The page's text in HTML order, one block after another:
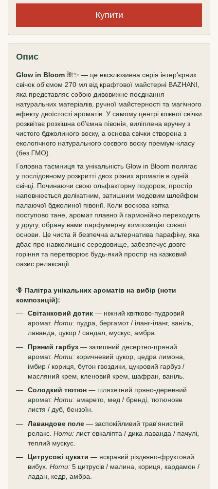
Купити
Опис
Glow in Bloom 🌺✨ — це ексклюзивна серія інтер'єрних
свічок об'ємом 270 мл від крафтової майстерні BAZHANI,
яка представляє собою дивовижне поєднання
натуральних матеріалів, ручної майстерності та магічного
ефекту двоїстості ароматів. У самому центрі кожної свічки
розквітає розкішна об'ємна півонія, виліплена вручну з
чистого бджолиного воску, а основа свічки створена з
екологічного натурального соєвого воску преміум-класу
(без ГМО).
Головна таємниця та унікальність Glow in Bloom полягає
у послідовному розкритті двох різних ароматів в одній
свічці. Починаючи свою ольфакторну подорож, простір
наповнюється делікатним, затишним медовим шлейфом
палаючої бджолиної півонії. Коли воскова квітка
поступово тане, аромат плавно й гармонійно переходить
у другу, обрану вами парфумерну композицію соєвої
основи. Це чиста й безпечна альтернатива парафіну, яка
дбає про навколишнє середовище, забезпечує довге
горіння та перетворює будь-який простір на казковий
оазис релаксації.
🪻 Палітра унікальних ароматів на вибір (ноти
композицій):
Світанковий дотик — ніжний квітково-пудровий
аромат. Ноти: пудра, бергамот / іланг-іланг, ваніль,
лаванда, цукор / сандал, мускус, амбра.
Пряний гарбуз — затишний десертно-пряний
аромат. Ноти: коричневий цукор, цедра лимона,
імбир / кориця, бутон гвоздики, цукровий гарбуз /
масляний крем, кленовий крем, шафран, ваніль.
Солодкий тютюн — шляхетний пряно-деревний
аромат. Ноти: амарето, мед / бренді, тютюнове
листя / дуб, бензоїн.
Лавандове поле — заспокійливий трав'янистий
релакс. Ноти: лист евкаліпта / дика лаванда / пачулі,
теплий мускус.
Цитрусові цукати — яскравий різдвяно-фруктовий
вибух. Ноти: 5 цитрусів / малина, кориця, кардамон /
ладан, кедр, амбра.